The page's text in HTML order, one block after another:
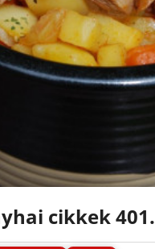
cikkek 401.